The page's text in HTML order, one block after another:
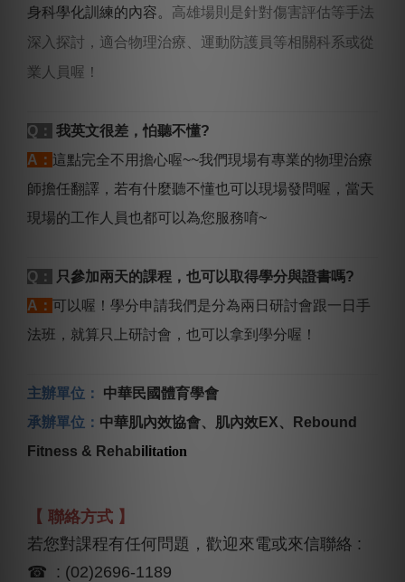
身科學化訓練的內容。 高雄場則是針對傷害評估等手法
深入探討，適合物理治療、運動防護員等相關科系或從
業人員喔！
Q：
我英文很差，怕聽不懂?
A： 這點完全不用擔心喔~~我們現場有專業的物理治療
師擔任翻譯，若有什麼聽不懂也可以現場發問喔，當天
現場的工作人員也都可以為您服務唷~
Q：
只參加兩天的課程，也可以取得學分與證書嗎?
A： 可以喔！學分申請我們是分為兩日研討會跟一日手
法班，就算只上研討會，也可以拿到學分喔！
主辦單位：
中華民國體育學會
承辦單位： 中華肌內效協會、肌內效EX、Rebound
Fitness & Rehabilitation
【 聯絡方式 】
若您對課程有任何問題，歡迎來電或來信聯絡 :
☎ : (02)2696-1189